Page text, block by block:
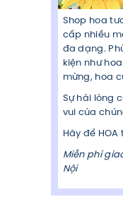
Shop hoa
cấp nhiều
đa dạng.
kiện như
mừng, hoa
Sự hài lòng
vui của
Hãy để
Miễn phí
Nội